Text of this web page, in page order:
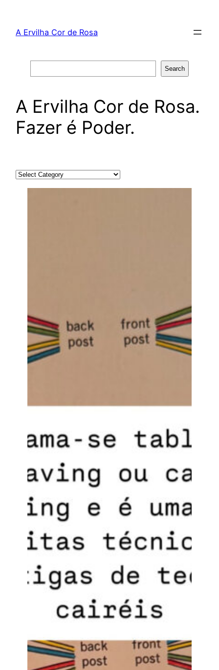
content
A Ervilha Cor de Rosa
Search
A Ervilha Cor de Rosa.
Fazer é Poder.
Categories